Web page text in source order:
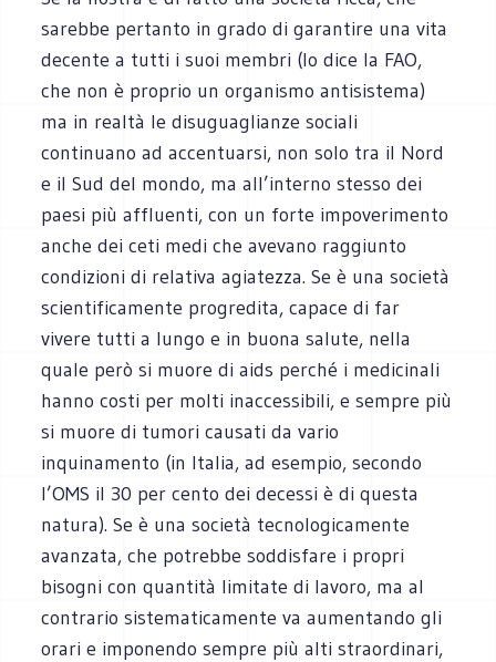
sarebbe pertanto in grado di garantire una vita
decente a tutti i suoi membri (lo dice la FAO,
che non è proprio un organismo antisistema)
ma in realtà le disuguaglianze sociali
continuano ad accentuarsi, non solo tra il Nord
e il Sud del mondo, ma all’interno stesso dei
paesi più affluenti, con un forte impoverimento
anche dei ceti medi che avevano raggiunto
condizioni di relativa agiatezza. Se è una società
scientificamente progredita, capace di far
vivere tutti a lungo e in buona salute, nella
quale però si muore di aids perché i medicinali
hanno costi per molti inaccessibili, e sempre più
si muore di tumori causati da vario
inquinamento (in Italia, ad esempio, secondo
l’OMS il 30 per cento dei decessi è di questa
natura). Se è una società tecnologicamente
avanzata, che potrebbe soddisfare i propri
bisogni con quantità limitate di lavoro, ma al
contrario sistematicamente va aumentando gli
orari e imponendo sempre più alti straordinari,